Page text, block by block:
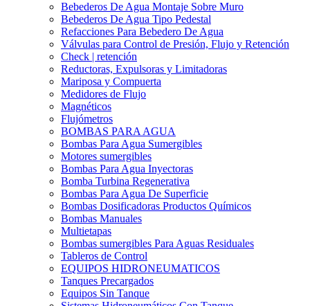
Bebederos De Agua Montaje Sobre Muro
Bebederos De Agua Tipo Pedestal
Refacciones Para Bebedero De Agua
Válvulas para Control de Presión, Flujo y Retención
Check | retención
Reductoras, Expulsoras y Limitadoras
Mariposa y Compuerta
Medidores de Flujo
Magnéticos
Flujómetros
BOMBAS PARA AGUA
Bombas Para Agua Sumergibles
Motores sumergibles
Bombas Para Agua Inyectoras
Bomba Turbina Regenerativa
Bombas Para Agua De Superficie
Bombas Dosificadoras Productos Químicos
Bombas Manuales
Multietapas
Bombas sumergibles Para Aguas Residuales
Tableros de Control
EQUIPOS HIDRONEUMATICOS
Tanques Precargados
Equipos Sin Tanque